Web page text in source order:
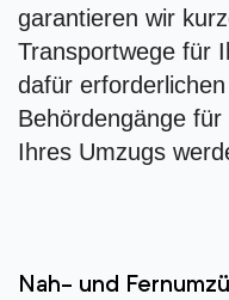
garantieren wir
Transportwege für
dafür
Behördengänge
Ihres Umzugs
Nah- und